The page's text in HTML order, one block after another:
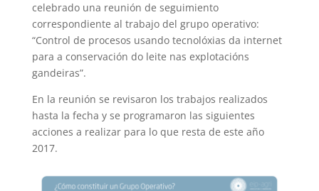
celebrado una reunión de seguimiento
correspondiente al trabajo del grupo operativo:
“Control de procesos usando tecnolóxias da internet
para a conservación do leite nas explotacións
gandeiras”.
En la reunión se revisaron los trabajos realizados
hasta la fecha y se programaron las siguientes
acciones a realizar para lo que resta de este año
2017.